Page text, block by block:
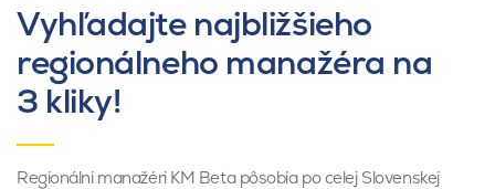
Vyhľadajte najbližšieho
regionálneho manažéra na
3 kliky!
Regionálni manažéri KM Beta pôsobia po celej Slovenskej